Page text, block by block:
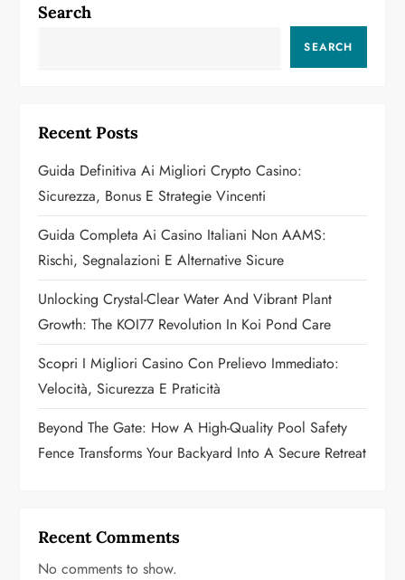
a
g
a
t
i
o
n
Search
SEARCH
Recent Posts
Guida Definitiva Ai Migliori Crypto Casino:
Sicurezza, Bonus E Strategie Vincenti
Guida Completa Ai Casino Italiani Non AAMS:
Rischi, Segnalazioni E Alternative Sicure
Unlocking Crystal-Clear Water And Vibrant Plant
Growth: The KOI77 Revolution In Koi Pond Care
Scopri I Migliori Casino Con Prelievo Immediato:
Velocità, Sicurezza E Praticità
Beyond The Gate: How A High-Quality Pool Safety
Fence Transforms Your Backyard Into A Secure Retreat
Recent Comments
No comments to show.